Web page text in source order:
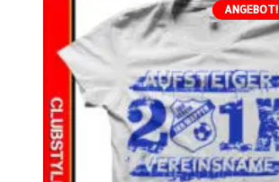
ANGEBOT!